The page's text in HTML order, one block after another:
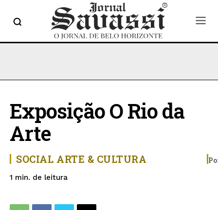
Exposição O Rio da
Arte
SOCIAL ARTE & CULTURA
1 min. de leitura